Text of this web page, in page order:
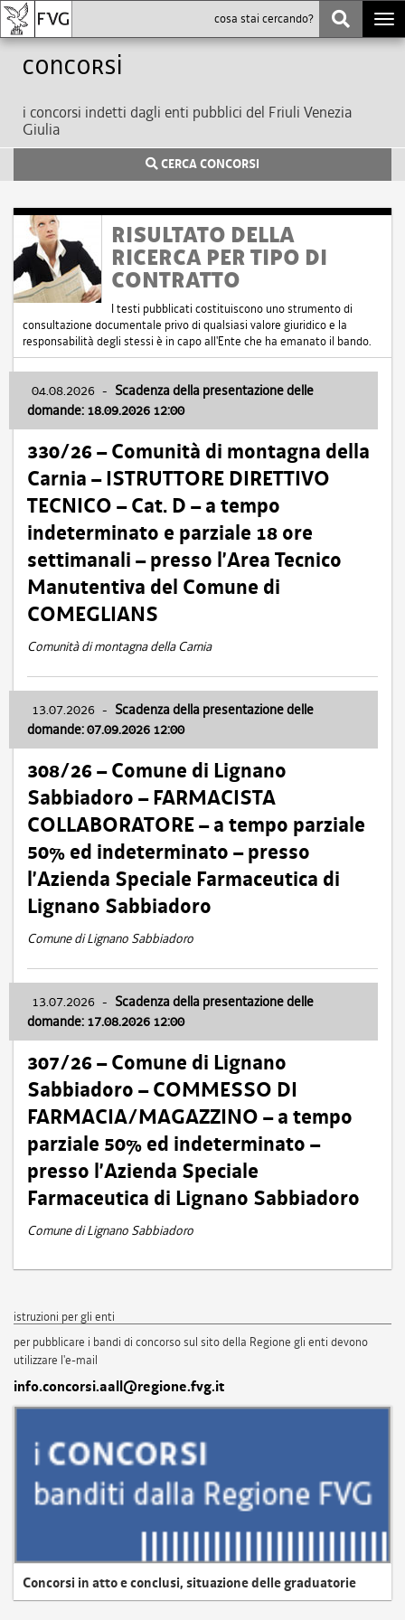
Concorsi
i concorsi indetti dagli enti pubblici del Friuli Venezia
Giulia
CERCA CONCORSI
RISULTATO DELLA
RICERCA PER TIPO DI
CONTRATTO
I testi pubblicati costituiscono uno strumento di
consultazione documentale privo di qualsiasi valore giuridico e la
responsabilità degli stessi è in capo all'Ente che ha emanato il bando.
04.08.2026 - Scadenza della presentazione delle
domande: 18.09.2026 12:00
330/26 – Comunità di montagna della
Carnia – ISTRUTTORE DIRETTIVO
TECNICO – Cat. D – a tempo
indeterminato e parziale 18 ore
settimanali – presso l’Area Tecnico
Manutentiva del Comune di
COMEGLIANS
Comunità di montagna della Carnia
13.07.2026 - Scadenza della presentazione delle
domande: 07.09.2026 12:00
308/26 – Comune di Lignano
Sabbiadoro – FARMACISTA
COLLABORATORE – a tempo parziale
50% ed indeterminato – presso
l’Azienda Speciale Farmaceutica di
Lignano Sabbiadoro
Comune di Lignano Sabbiadoro
13.07.2026 - Scadenza della presentazione delle
domande: 17.08.2026 12:00
307/26 – Comune di Lignano
Sabbiadoro – COMMESSO DI
FARMACIA/MAGAZZINO – a tempo
parziale 50% ed indeterminato –
presso l’Azienda Speciale
Farmaceutica di Lignano Sabbiadoro
Comune di Lignano Sabbiadoro
istruzioni per gli enti
per pubblicare i bandi di concorso sul sito della Regione gli enti devono
utilizzare l'e-mail
info.concorsi.aall@regione.fvg.it
Concorsi in atto e conclusi, situazione delle graduatorie